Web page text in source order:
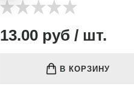
13.00 руб / шт.
В КОРЗИНУ